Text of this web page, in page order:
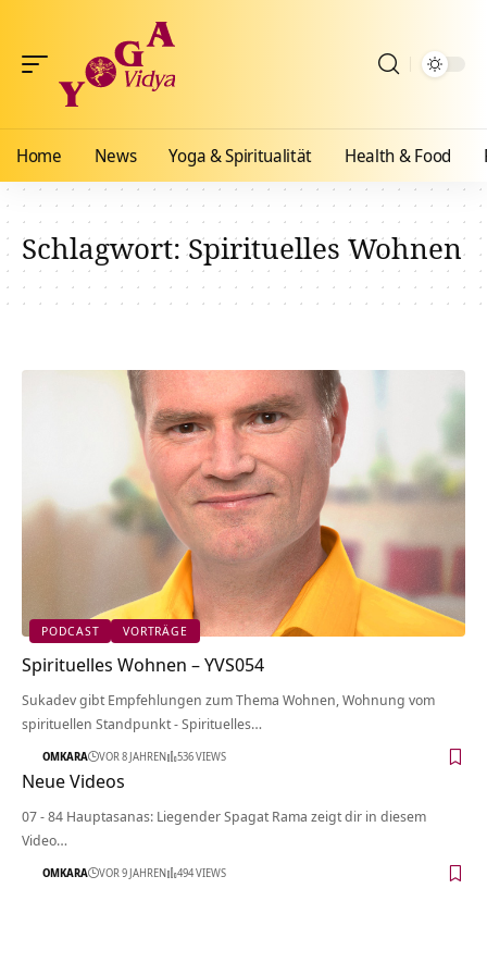
Home News Yoga & Spiritualität Health & Food
Schlagwort:Spirituelles Wohnen
PODCAST VORTRÄGE
Spirituelles Wohnen – YVS054
Sukadev gibt Empfehlungen zum Thema Wohnen, Wohnung vom
spirituellen Standpunkt - Spirituelles…
OMKARA VOR 8 JAHREN 536 VIEWS
Neue Videos
07 - 84 Hauptasanas: Liegender Spagat Rama zeigt dir in diesem
Video…
OMKARA VOR 9 JAHREN 494 VIEWS